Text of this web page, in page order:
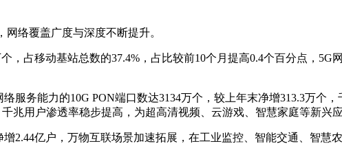
络覆盖广度与深度不断提升。
占移动基站总数的37.4%，占比较前10个月提高0.4个百分点，5G
务能力的10G PON端口数达3134万个，较上年末净增313.3万个，
兆用户渗透率稳步提高，为超高清视频、云游戏、智慧家庭等新兴
亿户，万物互联场景加速拓展，在工业监控、智能交通、智慧